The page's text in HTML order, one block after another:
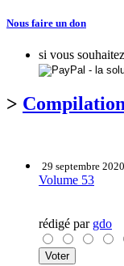
Nous faire un don
si vous
>
29 septembre
Volume 53
rédigé par gdo